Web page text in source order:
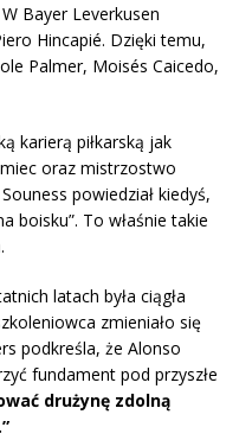
Bayer Leverkusen
Hincapié. Dzięki temu,
Palmer, Moisés Caicedo,
karierą piłkarską jak
oraz mistrzostwo
powiedział kiedyś,
boisku”. To właśnie takie
latach była ciągła
zmieniało się
podkreśla, że Alonso
fundament pod przyszłe
drużynę zdolną